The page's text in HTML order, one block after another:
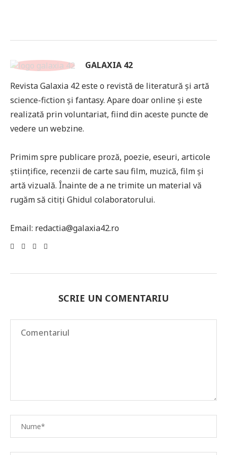
GALAXIA 42
Revista Galaxia 42 este o revistă de literatură și artă
science-fiction și fantasy. Apare doar online și este
realizată prin voluntariat, fiind din aceste puncte de
vedere un webzine.
Primim spre publicare proză, poezie, eseuri, articole
științifice, recenzii de carte sau film, muzică, film și
artă vizuală. Înainte de a ne trimite un material vă
rugăm să citiți Ghidul colaboratorului.
Email: redactia@galaxia42.ro
SCRIE UN COMENTARIU